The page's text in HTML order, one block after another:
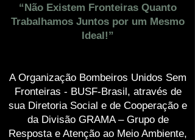
“Não Existem Fronteiras Quanto
Trabalhamos Juntos por um Mesmo
Ideal!”
A Organização Bombeiros Unidos Sem
Fronteiras - BUSF-Brasil, através de
sua Diretoria Social e de Cooperação e
da Divisão GRAMA – Grupo de
Resposta e Atenção ao Meio Ambiente,